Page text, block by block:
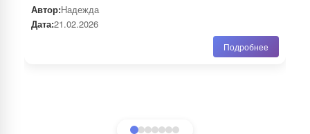
Автор:Надежда
Дата:21.02.2026
Подробнее